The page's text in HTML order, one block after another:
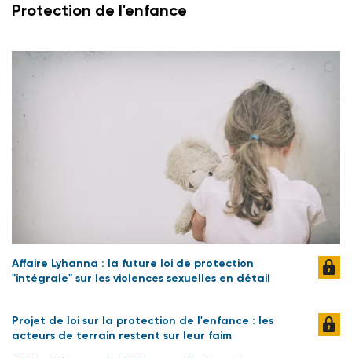
Protection de l'enfance
Affaire Lyhanna : la future loi de protection
"intégrale" sur les violences sexuelles en détail
Projet de loi sur la protection de l'enfance : les
acteurs de terrain restent sur leur faim